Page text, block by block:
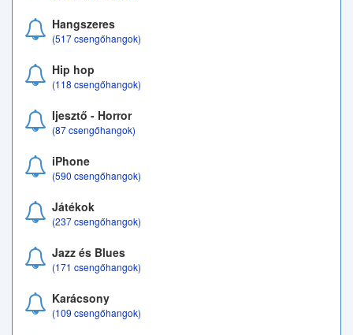
Hangszeres
(517 csengőhangok)
Hip hop
(118 csengőhangok)
Ijesztő - Horror
(87 csengőhangok)
iPhone
(590 csengőhangok)
Játékok
(237 csengőhangok)
Jazz és Blues
(171 csengőhangok)
Karácsony
(109 csengőhangok)